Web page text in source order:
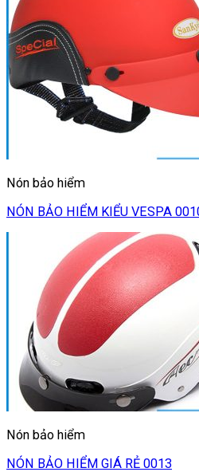
Nón bảo hiểm
NÓN BẢO HIỂM KIỂU VESPA
Nón bảo hiểm
NÓN BẢO HIỂM GIÁ RẺ 0013